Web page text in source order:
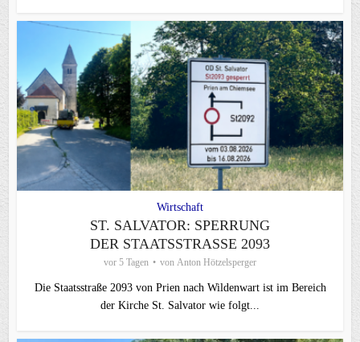
Wirtschaft
ST. SALVATOR: SPERRUNG
DER STAATSSTRASSE 2093
vor 5 Tagen von Anton Hötzelsperger
Die Staatsstraße 2093 von Prien nach Wildenwart ist im Bereich
der Kirche St. Salvator wie folgt...